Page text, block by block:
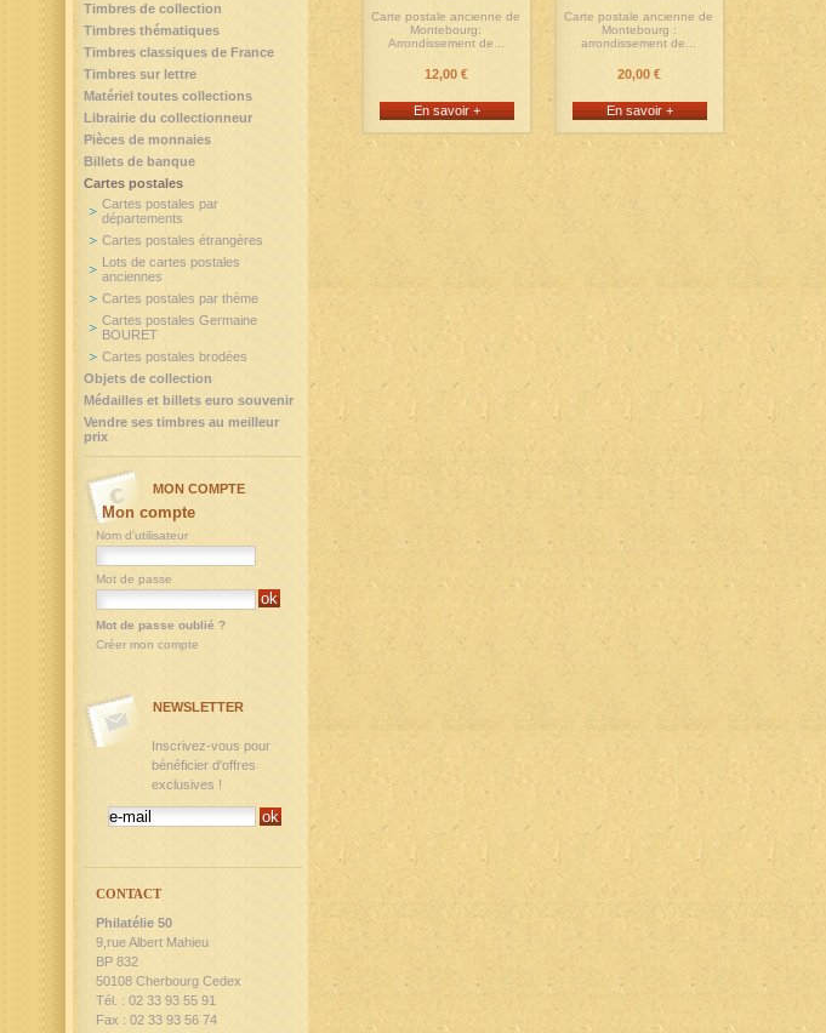
Carte postale ancienne de
Montebourg:
Arrondissement de...
12,00 €
En savoir +
Carte postale ancienne de
Montebourg :
arrondissement de...
20,00 €
En savoir +
Timbres de collection
Timbres thématiques
Timbres classiques de France
Timbres sur lettre
Matériel toutes collections
Librairie du collectionneur
Pièces de monnaies
Billets de banque
Cartes postales
Cartes postales par
départements
Cartes postales étrangères
Lots de cartes postales
anciennes
Cartes postales par thème
Cartes postales Germaine
BOURET
Cartes postales brodées
Objets de collection
Médailles et billets euro souvenir
Vendre ses timbres au meilleur
prix
MON COMPTE
Mon compte
Nom d'utilisateur
Mot de passe
Mot de passe oublié ?
Créer mon compte
NEWSLETTER
Inscrivez-vous pour
bénéficier d'offres
exclusives !
CONTACT
Philatélie 50
9,rue Albert Mahieu
BP 832
50108 Cherbourg Cedex
Tél. : 02 33 93 55 91
Fax : 02 33 93 56 74